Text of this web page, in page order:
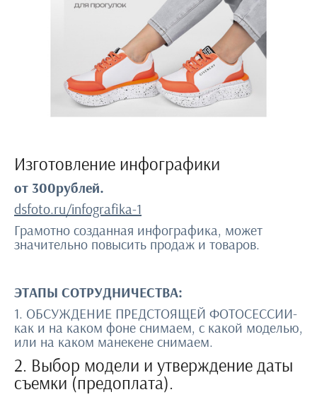
Изготовление инфографики
от 300рублей.
dsfoto.ru/infografika-1
Грамотно созданная инфографика, может
значительно повысить продаж и товаров.
ЭТАПЫ СОТРУДНИЧЕСТВА:
1. ОБСУЖДЕНИЕ ПРЕДСТОЯЩЕЙ ФОТОСЕССИИ-
как и на каком фоне снимаем, с какой моделью,
или на каком манекене снимаем.
2. Выбор модели и утверждение даты
съемки (предоплата).